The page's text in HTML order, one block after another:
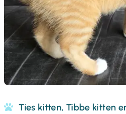
Ties kitten, Tibbe kitten